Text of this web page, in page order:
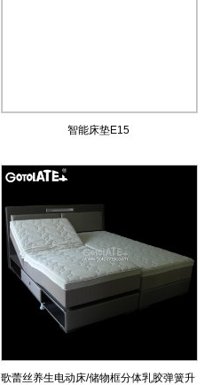
智能床垫E15
歌蕾丝养生电动床/储物框分体乳胶弹簧升